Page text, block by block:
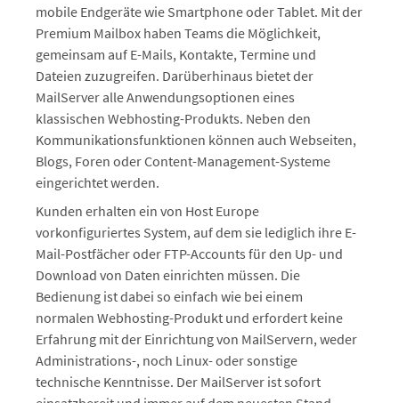
mobile Endgeräte wie Smartphone oder Tablet. Mit der
Premium Mailbox haben Teams die Möglichkeit,
gemeinsam auf E-Mails, Kontakte, Termine und
Dateien zuzugreifen. Darüberhinaus bietet der
MailServer alle Anwendungsoptionen eines
klassischen Webhosting-Produkts. Neben den
Kommunikationsfunktionen können auch Webseiten,
Blogs, Foren oder Content-Management-Systeme
eingerichtet werden.
Kunden erhalten ein von Host Europe
vorkonfiguriertes System, auf dem sie lediglich ihre E-
Mail-Postfächer oder FTP-Accounts für den Up- und
Download von Daten einrichten müssen. Die
Bedienung ist dabei so einfach wie bei einem
normalen Webhosting-Produkt und erfordert keine
Erfahrung mit der Einrichtung von MailServern, weder
Administrations-, noch Linux- oder sonstige
technische Kenntnisse. Der MailServer ist sofort